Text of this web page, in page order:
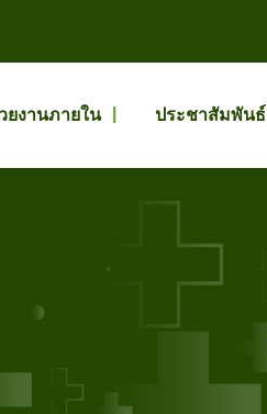
ยงานภายใน ประชาสัมพันธ์